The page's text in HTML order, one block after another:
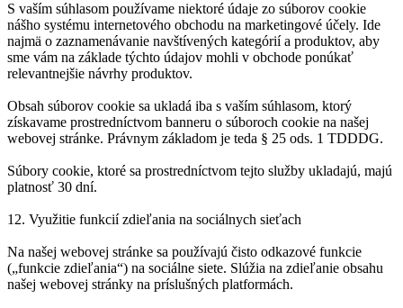
S vaším súhlasom používame niektoré údaje zo súborov cookie
nášho systému internetového obchodu na marketingové účely. Ide
najmä o zaznamenávanie navštívených kategórií a produktov, aby
sme vám na základe týchto údajov mohli v obchode ponúkať
relevantnejšie návrhy produktov.
Obsah súborov cookie sa ukladá iba s vaším súhlasom, ktorý
získavame prostredníctvom banneru o súboroch cookie na našej
webovej stránke. Právnym základom je teda § 25 ods. 1 TDDDG.
Súbory cookie, ktoré sa prostredníctvom tejto služby ukladajú, majú
platnosť 30 dní.
12. Využitie funkcií zdieľania na sociálnych sieťach
Na našej webovej stránke sa používajú čisto odkazové funkcie
(„funkcie zdieľania“) na sociálne siete. Slúžia na zdieľanie obsahu
našej webovej stránky na príslušných platformách.